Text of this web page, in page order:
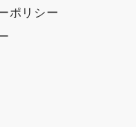
ポリシー